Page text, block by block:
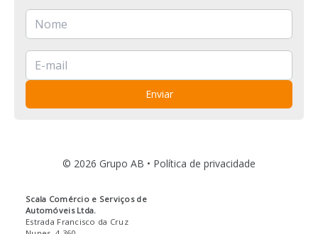
Enviar
© 2026 Grupo AB • Política de privacidade
Scala Comércio e Serviços de
Automóveis Ltda.
Estrada Francisco da Cruz